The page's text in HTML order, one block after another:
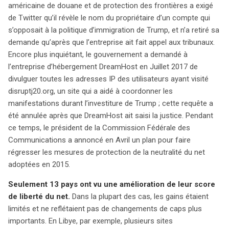
américaine de douane et de protection des frontières a exigé
de Twitter qu’il révèle le nom du propriétaire d’un compte qui
s’opposait à la politique d’immigration de Trump, et n’a retiré sa
demande qu’après que l’entreprise ait fait appel aux tribunaux.
Encore plus inquiétant, le gouvernement a demandé à
l’entreprise d’hébergement DreamHost en Juillet 2017 de
divulguer toutes les adresses IP des utilisateurs ayant visité
disruptj20.org, un site qui a aidé à coordonner les
manifestations durant l’investiture de Trump ; cette requête a
été annulée après que DreamHost ait saisi la justice. Pendant
ce temps, le président de la Commission Fédérale des
Communications a annoncé en Avril un plan pour faire
régresser les mesures de protection de la neutralité du net
adoptées en 2015.
Seulement 13 pays ont vu une amélioration de leur score
de liberté du net. Dans la plupart des cas, les gains étaient
limités et ne reflétaient pas de changements de caps plus
importants. En Libye, par exemple, plusieurs sites